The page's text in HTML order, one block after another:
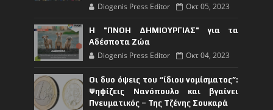
Diogenis Press Editor Οκτ 05, 2023
Η "ΠΝΟΗ ΔΗΜΙΟΥΡΓΙΑΣ" για τα
Αδέσποτα Ζώα
Diogenis Press Editor Οκτ 04, 2023
Οι δυο όψεις του “ίδιου νομίσματος”:
Ψηφίζεις Νανόπουλο και βγαίνει
Πνευματικός – Της Τζένης Σουκαρά